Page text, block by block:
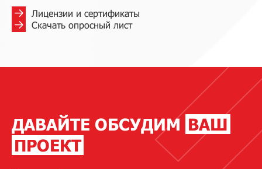
Лицензии и сертификаты
Скачать опросный лист
ДАВАЙТЕ ОБСУДИМ ВАШ
ПРОЕКТ